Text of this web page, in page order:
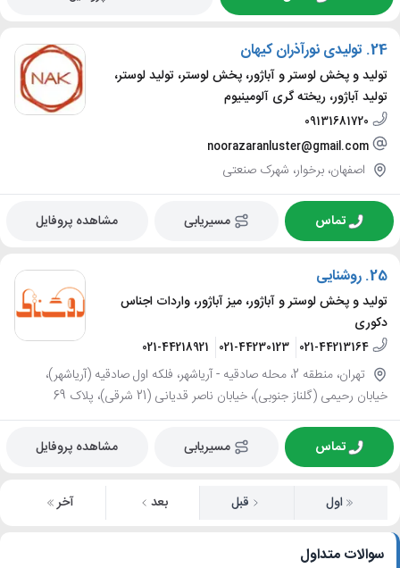
24. تولیدی نورآذران کیهان
تولید و پخش لوستر و آباژور، پخش لوستر، تولید لوستر،
تولید آباژور، ریخته گری آلومینیوم
09131681720
noorazaranluster@gmail.com
اصفهان، برخوار، شهرک صنعتی
تماس مسیریابی مشاهده پروفایل
25. روشنایی
تولید و پخش لوستر و آباژور، میز آباژور، واردات اجناس
دکوری
021-44213164
021-44230123
021-44218921
تهران، منطقه 2، محله صادقيه - آرياشهر، فلکه اول صادقیه (آریاشهر)،
خیابان رحیمی (گلناز جنوبی)، خیابان ناصر قدیانی (21 شرقی)، پلاک 69
تماس مسیریابی مشاهده پروفایل
اول قبل بعد آخر
سوالات متداول